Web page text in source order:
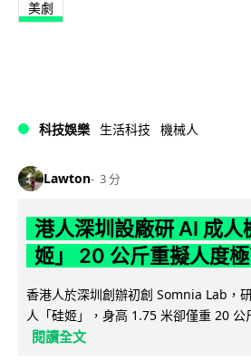
美劇
科技娛樂 生活科技 機械人
Lawton 3 分
港人深圳設廠研 AI 成人
姬」 20 公斤重擬人度
香港人於深圳創辦初創 Somnia Lab，
人「硅姬」，身高 1.75 米卻僅重 20
閱讀全文